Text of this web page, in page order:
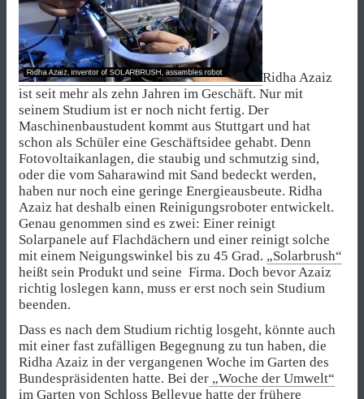
Ridha Azaiz
ist seit mehr als zehn Jahren im Geschäft. Nur mit
seinem Studium ist er noch nicht fertig. Der
Maschinenbaustudent kommt aus Stuttgart und hat
schon als Schüler eine Geschäftsidee gehabt. Denn
Fotovoltaikanlagen, die staubig und schmutzig sind,
oder die vom Saharawind mit Sand bedeckt werden,
haben nur noch eine geringe Energieausbeute. Ridha
Azaiz hat deshalb einen Reinigungsroboter entwickelt.
Genau genommen sind es zwei: Einer reinigt
Solarpanele auf Flachdächern und einer reinigt solche
mit einem Neigungswinkel bis zu 45 Grad. „Solarbrush“
heißt sein Produkt und seine Firma. Doch bevor Azaiz
richtig loslegen kann, muss er erst noch sein Studium
beenden.
Dass es nach dem Studium richtig losgeht, könnte auch
mit einer fast zufälligen Begegnung zu tun haben, die
Ridha Azaiz in der vergangenen Woche im Garten des
Bundespräsidenten hatte. Bei der „Woche der Umwelt“
im Garten von Schloss Bellevue hatte der frühere